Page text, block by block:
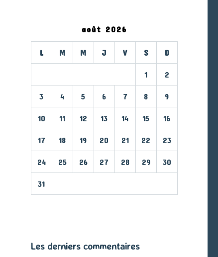
août 2026
L M M J V S D
1 2
3 4 5 6 7 8 9
10 11 12 13 14 15 16
17 18 19 20 21 22 23
24 25 26 27 28 29 30
31
Les derniers commentaires